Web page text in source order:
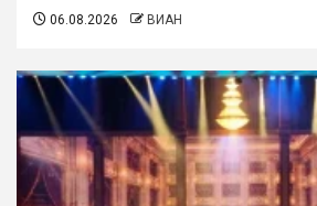
06.08.2026 ВИАН